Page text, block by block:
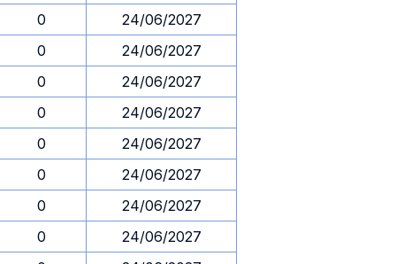
0
24/06/2027
0
24/06/2027
0
24/06/2027
0
24/06/2027
0
24/06/2027
0
24/06/2027
0
24/06/2027
0
24/06/2027